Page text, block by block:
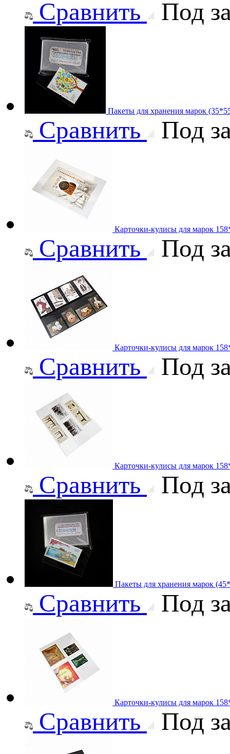
Сравнить Под
Пакеты для хранения марок
Сравнить Под
Карточки-кулисы для марок
Сравнить Под
Карточки-кулисы для марок
Сравнить Под
Карточки-кулисы для марок
Сравнить Под
Пакеты для хранения марок
Сравнить Под
Карточки-кулисы для марок
Сравнить Под